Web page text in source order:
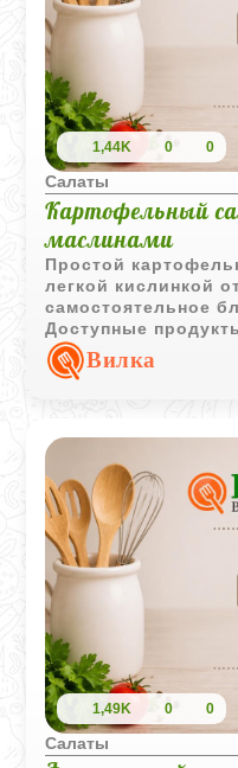
1,44K 0 0
Салаты
Картофельный
маслинами
Простой
легкой кислинкой
самостоятельное
Доступные
вкус делают его
повседневного
Вилка
1,49K 0 0
Салаты